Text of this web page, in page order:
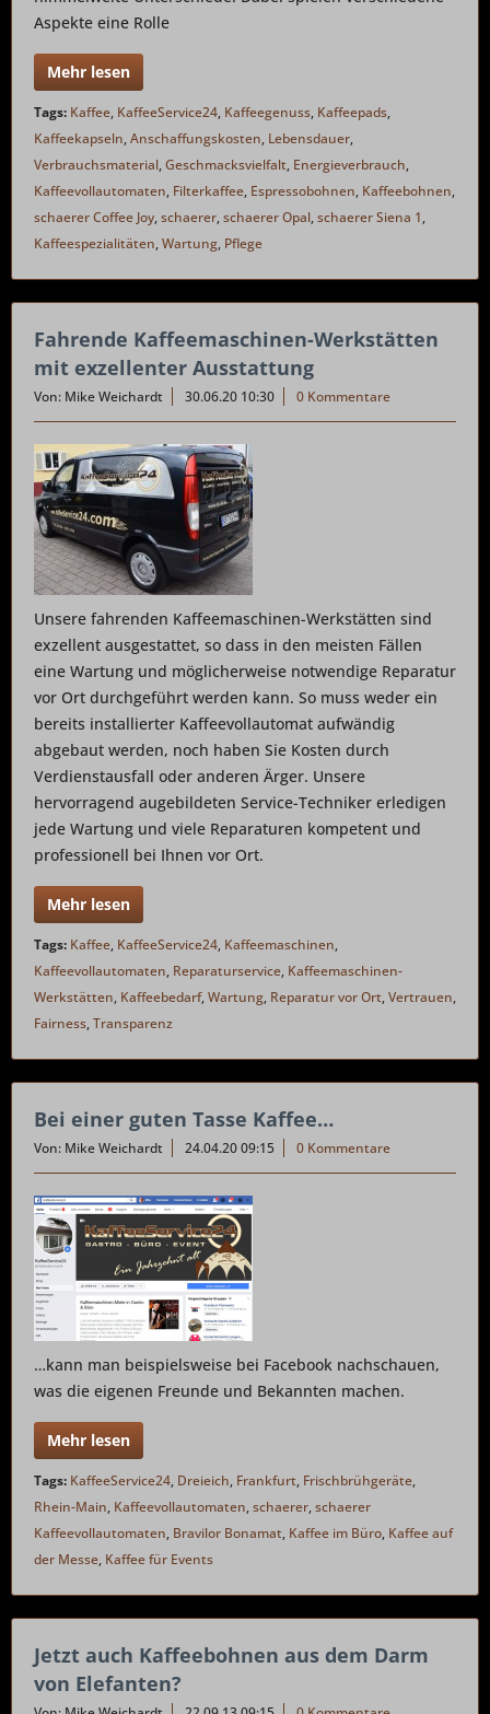
Aspekte eine Rolle
Mehr lesen
Tags: Kaffee, KaffeeService24, Kaffeegenuss, Kaffeepads,
Kaffeekapseln,Anschaffungskosten, Lebensdauer,
Verbrauchsmaterial,Geschmacksvielfalt, Energieverbrauch,
Kaffeevollautomaten, Filterkaffee, Espressobohnen, Kaffeebohnen,
schaerer Coffee Joy,schaerer,schaerer Opal,schaerer Siena 1,
Kaffeespezialitäten,Wartung, Pflege
Fahrende Kaffeemaschinen-Werkstätten
mit exzellenter Ausstattung
Von: Mike Weichardt 30.06.20 10:30 0 Kommentare
Unsere fahrenden Kaffeemaschinen-Werkstätten sind
exzellent ausgestattet, so dass in den meisten Fällen
eine Wartung und möglicherweise notwendige Reparatur
vor Ort durchgeführt werden kann. So muss weder ein
bereits installierter Kaffeevollautomat aufwändig
abgebaut werden, noch haben Sie Kosten durch
Verdienstausfall oder anderen Ärger. Unsere
hervorragend augebildeten Service-Techniker erledigen
jede Wartung und viele Reparaturen kompetent und
professionell bei Ihnen vor Ort.
Mehr lesen
Tags: Kaffee, KaffeeService24, Kaffeemaschinen,
Kaffeevollautomaten, Reparaturservice, Kaffeemaschinen-
Werkstätten, Kaffeebedarf,Wartung, Reparatur vor Ort,Vertrauen,
Fairness,Transparenz
Bei einer guten Tasse Kaffee…
Von: Mike Weichardt 24.04.20 09:15 0 Kommentare
…kann man beispielsweise bei Facebook nachschauen,
was die eigenen Freunde und Bekannten machen.
Mehr lesen
Tags: KaffeeService24, Dreieich, Frankfurt, Frischbrühgeräte,
Rhein-Main, Kaffeevollautomaten,schaerer,schaerer
Kaffeevollautomaten, Bravilor Bonamat, Kaffee im Büro, Kaffee auf
der Messe, Kaffee für Events
Jetzt auch Kaffeebohnen aus dem Darm
von Elefanten?